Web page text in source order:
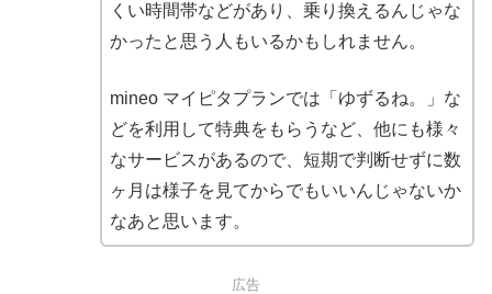
くい時間帯などがあり、乗り換えるんじゃな
かったと思う人もいるかもしれません。
mineo マイピタプランでは「ゆずるね。」な
どを利用して特典をもらうなど、他にも様々
なサービスがあるので、短期で判断せずに数
ヶ月は様子を見てからでもいいんじゃないか
なあと思います。
広告